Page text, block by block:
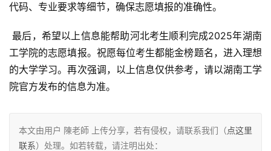
代码、专业要求等细节，确保志愿填报的准确性。
最后，希望以上信息能帮助河北考生顺利完成2025年湖南
工学院的志愿填报。祝愿每位考生都能金榜题名，进入理想
的大学学习。再次强调，以上信息仅供参考，请以湖南工学
院官方发布的信息为准。
本文由用户 陳老師 上传分享，若有侵权，请联系我们（点这里
联系）处理。如若转载，请注明出处：